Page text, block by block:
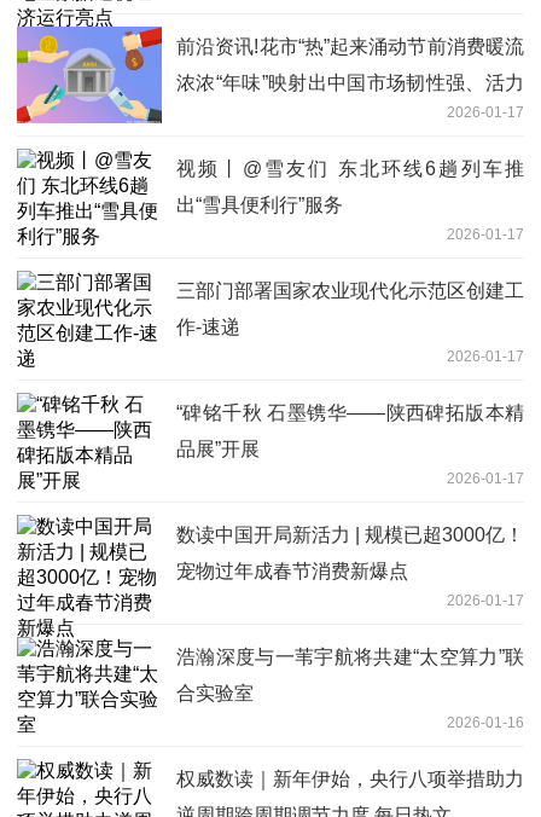
前沿资讯!花市“热”起来涌动节前消费暖流
浓浓“年味”映射出中国市场韧性强、活力
2026-01-17
视频丨@雪友们 东北环线6趟列车推
出“雪具便利行”服务
2026-01-17
三部门部署国家农业现代化示范区创建工
作-速递
2026-01-17
“碑铭千秋 石墨镌华——陕西碑拓版本精
品展”开展
2026-01-17
数读中国开局新活力 | 规模已超3000亿！
宠物过年成春节消费新爆点
2026-01-17
浩瀚深度与一苇宇航将共建“太空算力”联
合实验室
2026-01-16
权威数读｜新年伊始，央行八项举措助力